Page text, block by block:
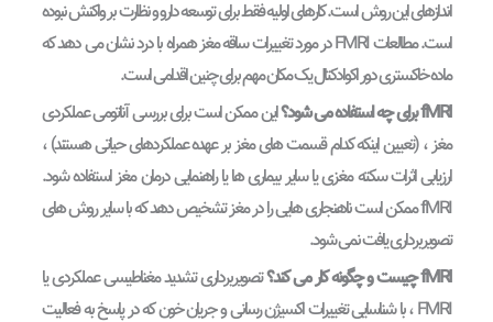
اندازهای این روش است. کارهای اولیه فقط برای توسعه دارو و نظارت بر واکنش نبوده
است. مطالعات FMRI در مورد تغییرات ساقه مغز همراه با درد نشان می دهد که
ماده خاکستری دور اکوادکتال یک مکان مهم برای چنین اقدامی است.
fMRI برای چه استفاده می شود؟
این ممکن است برای بررسی آناتومی عملکردی
مغز ، (تعیین اینکه کدام قسمت های مغز بر عهده عملکردهای حیاتی هستند) ،
ارزیابی اثرات سکته مغزی یا سایر بیماری ها یا راهنمایی درمان مغز استفاده شود.
fMRI ممکن است ناهنجاری هایی را در مغز تشخیص دهد که با سایر روش های
تصویربرداری یافت نمی شود.
fMRI چیست و چگونه کار می کند؟
تصویربرداری تشدید مغناطیسی عملکردی یا
FMRI ، با شناسایی تغییرات اکسیژن رسانی و جریان خون که در پاسخ به فعالیت